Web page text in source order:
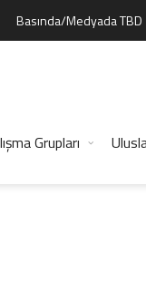
Basında/Medyada TBD
Grupları